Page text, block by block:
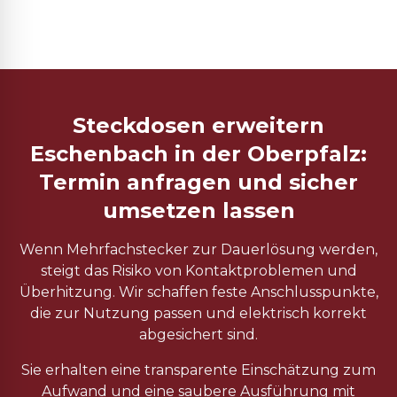
Steckdosen erweitern
Eschenbach in der Oberpfalz:
Termin anfragen und sicher
umsetzen lassen
Wenn Mehrfachstecker zur Dauerlösung werden,
steigt das Risiko von Kontaktproblemen und
Überhitzung. Wir schaffen feste Anschlusspunkte,
die zur Nutzung passen und elektrisch korrekt
abgesichert sind.
Sie erhalten eine transparente Einschätzung zum
Aufwand und eine saubere Ausführung mit